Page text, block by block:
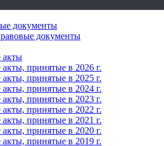
документы
документы
акты
принятые в 2026 г.
принятые в 2025 г.
принятые в 2024 г.
принятые в 2023 г.
принятые в 2022 г.
принятые в 2021 г.
принятые в 2020 г.
принятые в 2019 г.